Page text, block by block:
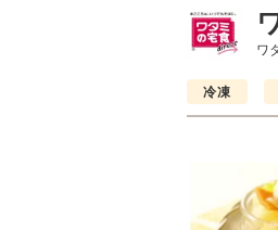
ワ
冷凍